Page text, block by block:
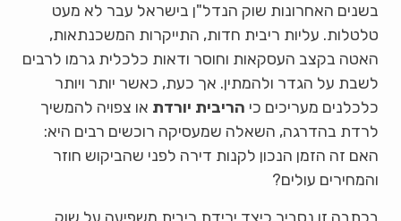
בשנים האחרונות שוק הנדל"ן בישראל עבר לא מעט
טלטלות. עליות ריבית חדות, התייקרות המשכנתאות,
האטה בקצב העסקאות וחוסר ודאות כלכלית גרמו לרבים
לשבת על הגדר ולהמתין. אך כעת, כאשר יותר ויותר
כלכלנים מעריכים כי הריבית יורדת או צפויה להמשיך
לרדת בהדרגה, השאלה שמעסיקה רוכשים רבים היא:
האם זה הזמן הנכון לקנות דירה לפני שהביקוש חוזר
והמחירים עולים?